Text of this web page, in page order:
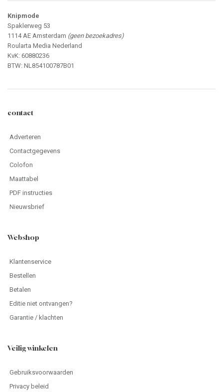
Knipmode
Spaklerweg 53
1114 AE Amsterdam (geen bezoekadres)
Roularta Media Nederland
KvK: 60880236
BTW: NL854100787B01
contact
Adverteren
Contactgegevens
Colofon
Maattabel
PDF instructies
Nieuwsbrief
Webshop
Klantenservice
Bestellen
Betalen
Editie niet ontvangen?
Garantie / klachten
Veilig winkelen
Gebruiksvoorwaarden
Privacy beleid